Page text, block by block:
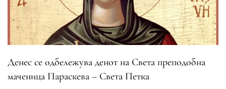
Денес се одбележува денот на Света преподобна
маченица Параскева – Света Петка